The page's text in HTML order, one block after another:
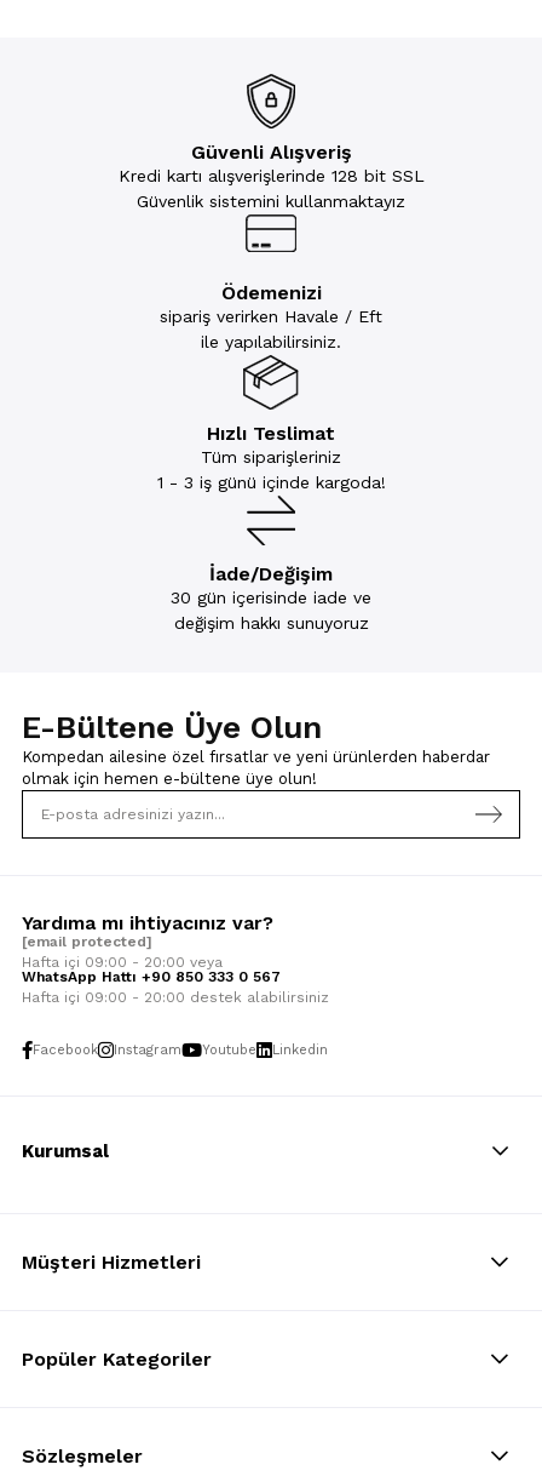
Güvenli Alışveriş
Kredi kartı alışverişlerinde 128 bit SSL
Güvenlik sistemini kullanmaktayız
Ödemenizi
sipariş verirken Havale / Eft
ile yapılabilirsiniz.
Hızlı Teslimat
Tüm siparişleriniz
1 - 3 iş günü içinde kargoda!
İade/Değişim
30 gün içerisinde iade ve
değişim hakkı sunuyoruz
E-Bültene Üye Olun
Kompedan ailesine özel fırsatlar ve yeni ürünlerden haberdar
olmak için hemen e-bültene üye olun!
Yardıma mı ihtiyacınız var?
[email protected]
Hafta içi 09:00 - 20:00 veya
WhatsApp Hattı +90 850 333 0 567
Hafta içi 09:00 - 20:00 destek alabilirsiniz
Facebook Instagram Youtube Linkedin
Kurumsal
Müşteri Hizmetleri
Popüler Kategoriler
Sözleşmeler